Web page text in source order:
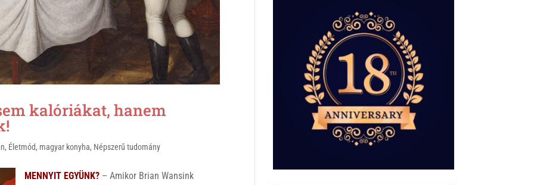
kalóriákat, hanem
, Életmód, magyar konyha, Népszerű tudomány
MENNYIT EGYÜNK? – Amikor Brian Wansink